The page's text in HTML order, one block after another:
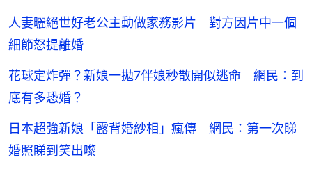
人妻曬絕世好老公主動做家務影片 對方因片中一個
細節怒提離婚
花球定炸彈？新娘一拋7伴娘秒散開似逃命 網民：到
底有多恐婚？
日本超強新娘「露背婚紗相」瘋傳 網民：第一次睇
婚照睇到笑出嚟